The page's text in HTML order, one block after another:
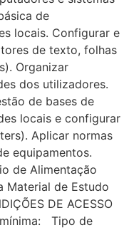
de
locais. Configurar e
de texto, folhas
Organizar
dos utilizadores.
de bases de
locais e configurar
Aplicar normas
equipamentos.
de Alimentação
Material de Estudo
DE ACESSO
mínima: Tipo de